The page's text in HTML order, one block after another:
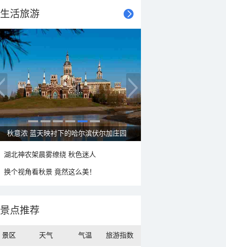
生活旅游
大美新疆—帕米尔高原好风光
湖北神农架晨雾缭绕 秋色迷人
换个视角看秋景 竟然这么美！
景点推荐
景区 天气 气温 旅游指数